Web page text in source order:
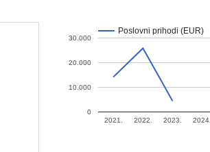
Poslovni prihodi (EUR)
2021. 2022. 2023. 2024.
0
10.000
20.000
30.000